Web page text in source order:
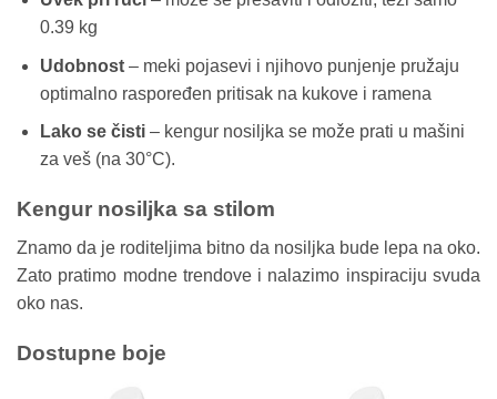
0.39 kg
Udobnost– meki pojasevi i njihovo punjenje pružaju
optimalno raspoređen pritisak na kukove i ramena
Lako se čisti – kengur nosiljka se može prati u mašini
za veš (na 30°C).
Kengur nosiljka sa stilom
Znamo da je roditeljima bitno da nosiljka bude lepa na oko.
Zato pratimo modne trendove i nalazimo inspiraciju svuda
oko nas.
Dostupne boje